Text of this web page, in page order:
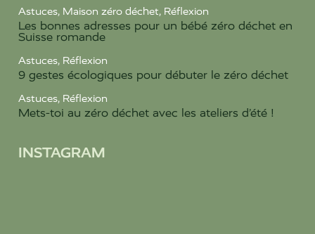
Astuces, Maison zéro déchet, Réflexion
Les bonnes adresses pour un bébé zéro déchet en
Suisse romande
Astuces, Réflexion
9 gestes écologiques pour débuter le zéro déchet
Astuces, Réflexion
Mets-toi au zéro déchet avec les ateliers d’été !
INSTAGRAM